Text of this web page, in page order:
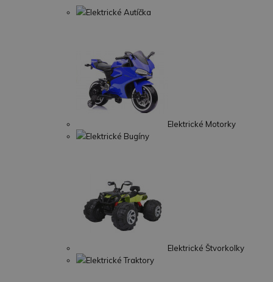
Elektrické Autíčka
Elektrické Motorky
Elektrické Bugíny
Elektrické Štvorkolky
Elektrické Traktory